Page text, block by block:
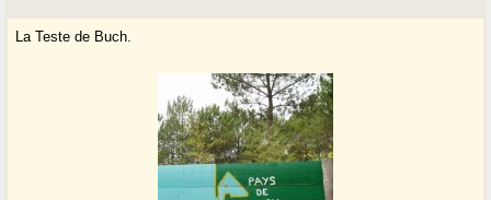
La Teste de Buch.